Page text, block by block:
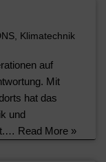
, Klimatechnik
auf
Mit
hat das
und
Read More »